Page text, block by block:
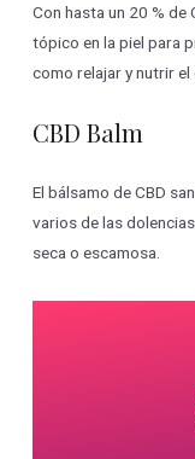
Con hasta un 20 % de
tópico en la piel para
como relajar y nutrir el
CBD Balm
El bálsamo de CBD
varios de las
seca o escamosa.